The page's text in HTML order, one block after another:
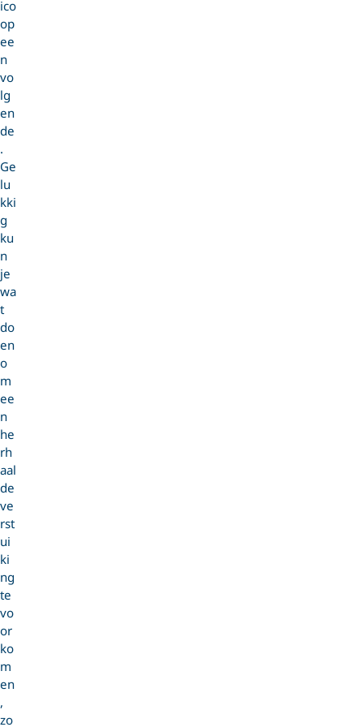
ico
op
ee
n
vo
lg
en
de
.
Ge
lu
kki
g
ku
n
je
wa
t
do
en
o
m
ee
n
he
rh
aal
de
ve
rst
ui
ki
ng
te
vo
or
ko
m
en
,
zo